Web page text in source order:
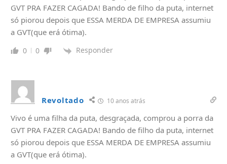
GVT PRA FAZER CAGADA! Bando de filho da puta, internet
só piorou depois que ESSA MERDA DE EMPRESA assumiu
a GVT(que erá ótima).
0 0 Responder
Revoltado 10 anos atrás
Vivo é uma filha da puta, desgraçada, comprou a porra da
GVT PRA FAZER CAGADA! Bando de filho da puta, internet
só piorou depois que ESSA MERDA DE EMPRESA assumiu
a GVT(que erá ótima).